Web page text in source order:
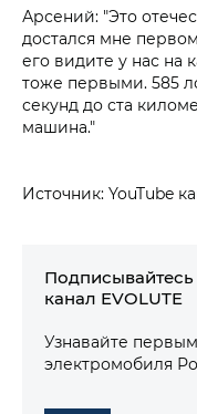
Арсений: "Это
достался мне
его видите у нас на
тоже первыми. 585
секунд до ста
машина."
Источник: YouTube
канал EVOLUTE
Узнавайте
электромобиля